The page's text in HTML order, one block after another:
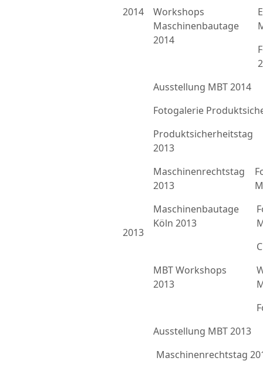
2014
Workshops
Maschinenbautage
2014
Ausstellung MBT 2014
Fotogalerie
2013
Produktsicherheitstag
2013
Maschinenrechtstag
2013
Maschinenbautage
Köln 2013
MBT Workshops
2013
Ausstellung MBT 2013
Maschinenrechtstag